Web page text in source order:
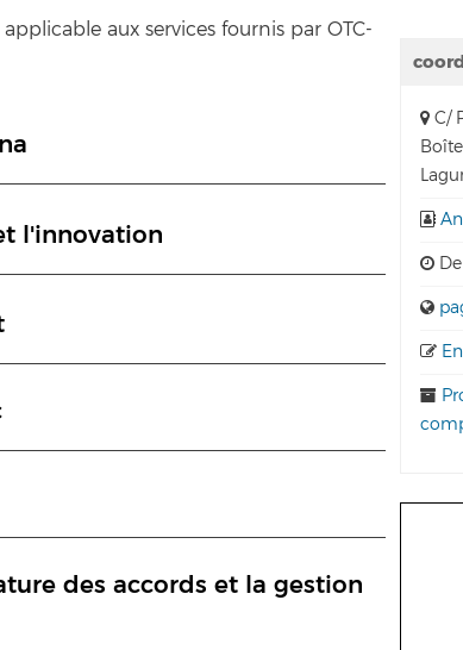
aux services fournis par OTC-
l'innovation
des accords et la gestion
C/
De